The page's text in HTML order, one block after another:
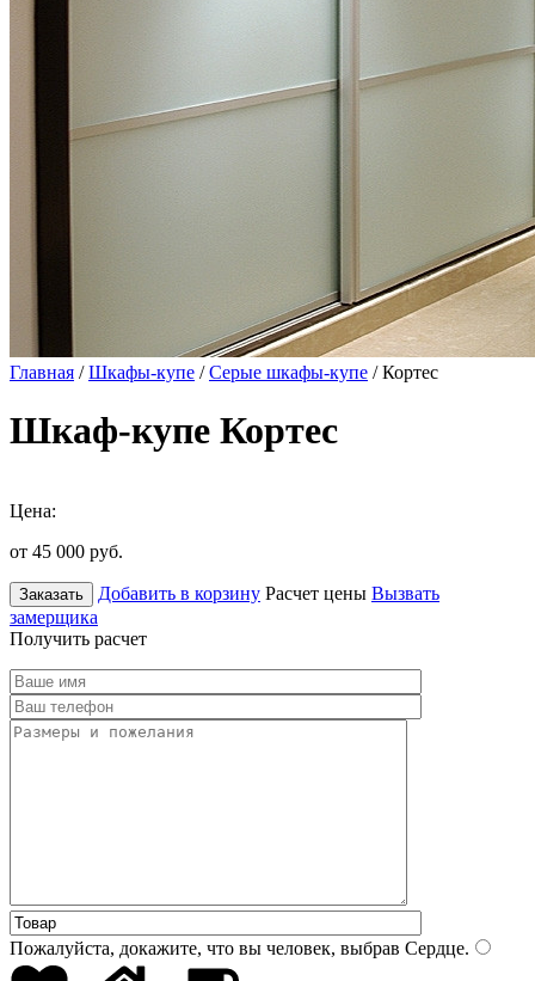
Главная /Шкафы-купе /Серые шкафы-купе / Кортес
Шкаф-купе Кортес
Цена:
от 45 000 руб.
Заказать Добавить в корзину Расчет цены Вызвать
замерщика
Получить расчет
Пожалуйста, докажите, что вы человек, выбрав Сердце.